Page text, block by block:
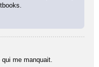
me manquait.